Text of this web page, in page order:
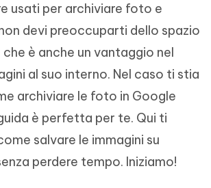
usati per archiviare foto e
devi preoccuparti dello spazio
è anche un vantaggio nel
al suo interno. Nel caso ti stia
archiviare le foto in Google
è perfetta per te. Qui ti
salvare le immagini su
perdere tempo. Iniziamo!